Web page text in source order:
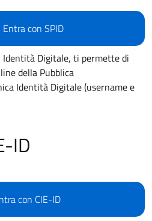
Entra con SPID
Identità Digitale, ti permette di
della Pubblica
Identità Digitale (username e
ID
con CIE-ID